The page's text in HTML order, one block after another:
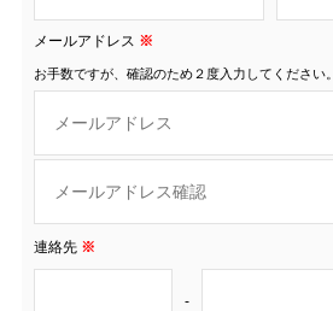
メールアドレス ※
お手数ですが、確認のため２度入力してください。
連絡先 ※
-